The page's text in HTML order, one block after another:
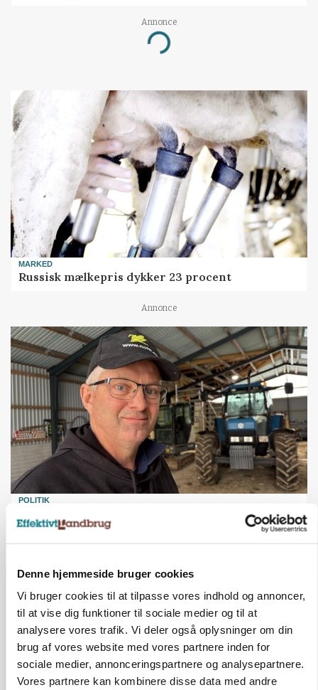
Denne hjemmeside bruger cookies
Vi bruger cookies til at tilpasse vores indhold og annoncer,
til at vise dig funktioner til sociale medier og til at
analysere vores trafik. Vi deler også oplysninger om din
brug af vores website med vores partnere inden for
sociale medier, annonceringspartnere og analysepartnere.
Vores partnere kan kombinere disse data med andre
Annonce
Loading...
MARKED
Russisk mælkepris dykker 23 procent
Annonce
POLITIK
protestgruppe vil demonstrere mod ny
gødskningslov
Annonce
POLITIK
Folketinget behandler ny gødskningslov: Sådan
kan den ændre din bedrift fra 2027
Annonce